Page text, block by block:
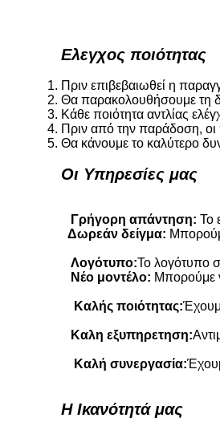
Ελεγχος ποιότητας
Πριν επιβεβαιωθεί η
Θα παρακολουθήσουμε τη
Κάθε ποιότητα αντλίας
Πριν από την παράδοση, οι
Θα κάνουμε το καλύτερο
Οι Υπηρεσίες μας
Γρήγορη απάντηση: Το
Δωρεάν δείγμα:
Λογότυπο:Το λογότυπο
Νέο μοντέλο: Μπορούμε
Καλής ποιότητας:
Καλη εξυπηρετηση:
Καλή συνεργασία:
Η Ικανότητά μας